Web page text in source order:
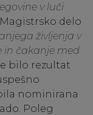
v luči
Magistrsko delo
življenja v
in čakanje med
bilo rezultat
nominirana
Poleg